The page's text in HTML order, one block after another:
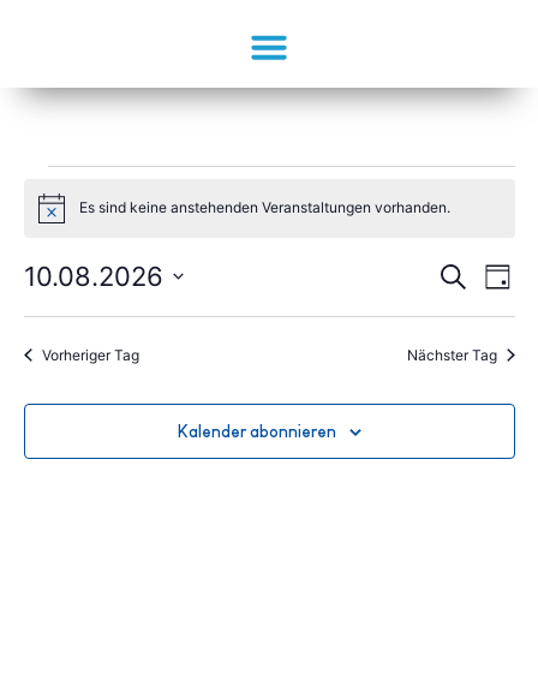
HinweisEs sind keine anstehenden Veranstaltungen vorhanden.
und
Suche
Tag
10.08.2026
wählen.
Vorheriger Tag Nächster Tag
Kalender abonnieren